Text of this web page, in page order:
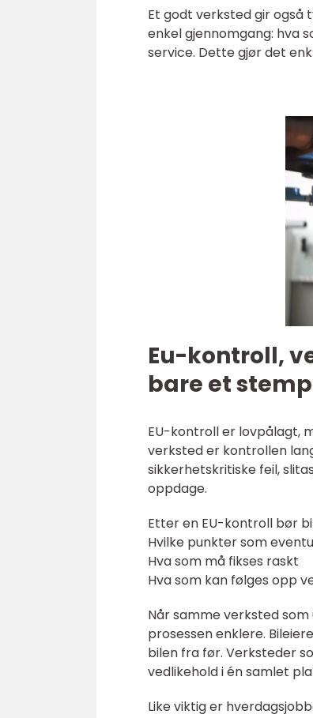
Et godt verksted gir også
enkel gjennomgang: hva
service. Dette gjør det
Eu-kontroll,
bare et
EU-kontroll er lovpålagt,
verksted er kontrollen
sikkerhetskritiske feil,
oppdage.
Etter en EU-kontroll bør
Hvilke punkter som
Hva som må fikses raskt
Hva som kan følges opp
Når samme verksted
prosessen enklere.
bilen fra før. Verksteder
vedlikehold i én samlet
Like viktig er